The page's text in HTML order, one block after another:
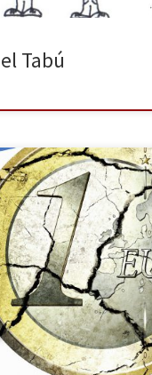
Tabú
la tercera y última
el candidato a la
Dimas hubiera conseguido
situación, el primer
generales, mientras
Tras […]